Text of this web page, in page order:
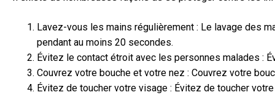
Lavez-vous les mains régulièrement : Le lavage des
pendant au moins 20 secondes.
Évitez le contact étroit avec les personnes malades :
Couvrez votre bouche et votre nez : Couvrez votre
Évitez de toucher votre visage : Évitez de toucher